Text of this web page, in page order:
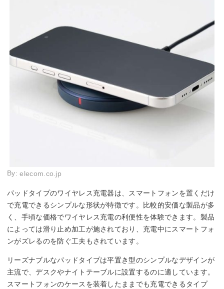
By:elecom.co.jp
パッドタイプのワイヤレス充電器は、スマートフォンを置くだけ
で充電できるシンプルな形状が特徴です。比較的安価な製品が多
く、手頃な価格でワイヤレス充電の利便性を体験できます。製品
によっては滑り止め加工が施されており、充電中にスマートフォ
ンがズレるのを防ぐ工夫もされています。
リーズナブルなパッドタイプは平置き型のシンプルなデザインが
主流で、デスクやナイトテーブルに設置するのに適しています。
スマートフォンのケースを装着したままでも充電できるタイプ